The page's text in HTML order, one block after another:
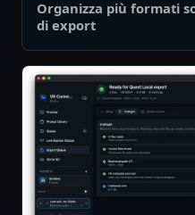
Organizza più formati
di export